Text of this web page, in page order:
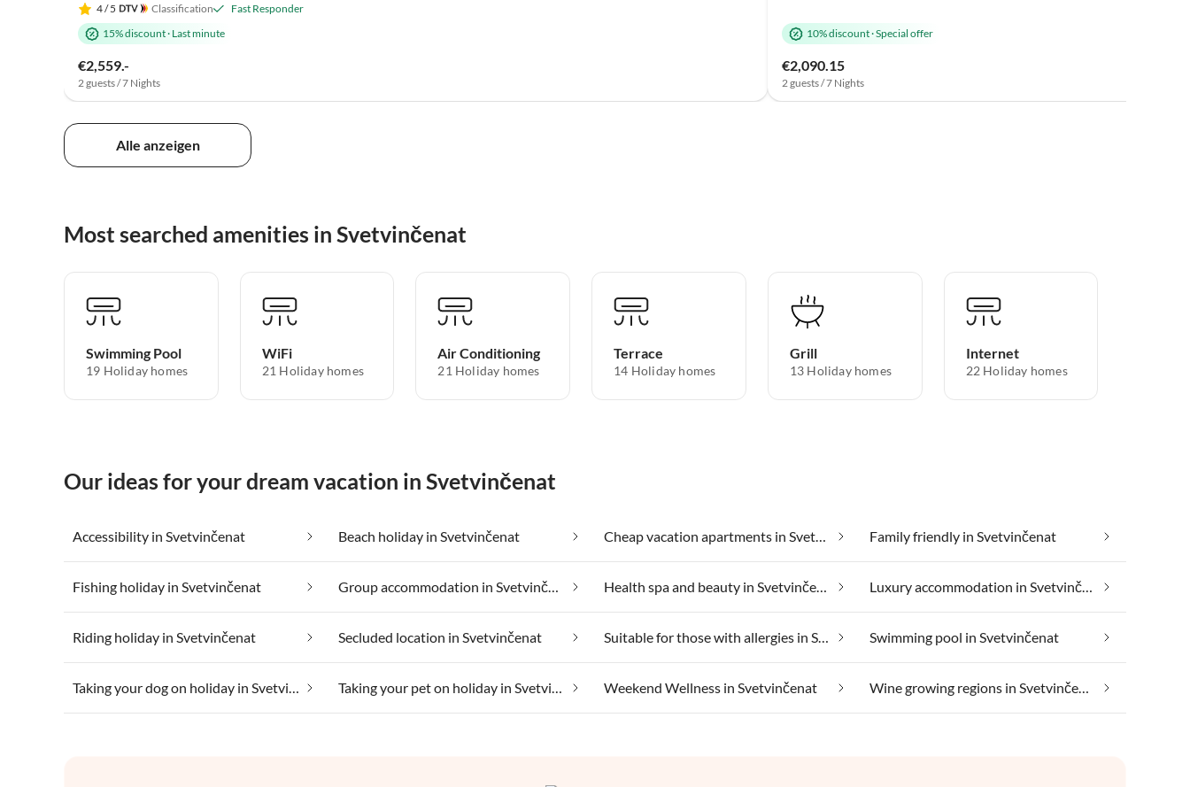
4/ 5 Classification
Fast Responder
15% discount· Last minute
€2,559.-
2 guests / 7 Nights
10% discount·Special offer
€2,090.15
2 guests / 7 Nights
Alle anzeigen
Most searched amenities in Svetvinčenat
Swimming Pool
19 Holiday homes
WiFi
21 Holiday homes
Air Conditioning
21 Holiday homes
Terrace
14 Holiday homes
Grill
13 Holiday homes
Internet
22 Holiday homes
Our ideas for your dream vacation in Svetvinčenat
Accessibility in Svetvinčenat Beach holiday in Svetvinčenat Cheap vacation apartments in Svetvinčenat Family friendly in Svetvinčenat
Fishing holiday in Svetvinčenat Group accommodation in Svetvinčenat Health spa and beauty in Svetvinčenat Luxury accommodation in Svetvinčenat
Riding holiday in Svetvinčenat Secluded location in Svetvinčenat Suitable for those with allergies in Svetvinčenat Swimming pool in Svetvinčenat
Taking your dog on holiday in Svetvinčenat Taking your pet on holiday in Svetvinčenat Weekend Wellness in Svetvinčenat Wine growing regions in Svetvinčenat